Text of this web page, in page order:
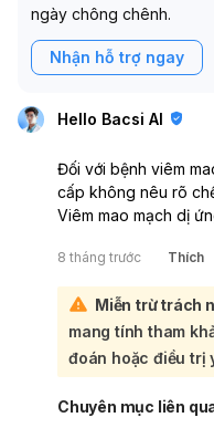
ngày chông chênh.
Nhận hỗ trợ ngay
Hello Bacsi AI
Đối với bệnh viêm
cấp không nêu rõ
Viêm mao mạch dị
chứng và ngăn ngừa
các biến chứng
ruột, do đó người
có chế độ ăn uống
trạng sức khỏe của
bác sĩ chuyên khoa.
hóa dựa trên tình
8 tháng trước Thích
Miễn trừ trách
mang tính tham
đoán hoặc điều trị
Chuyên mục liên